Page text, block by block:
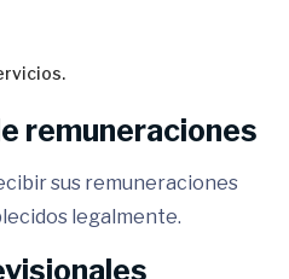
remuneraciones
sus remuneraciones
legalmente.